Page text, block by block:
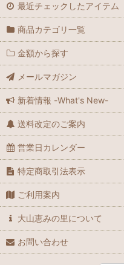
最近チェックしたアイテム
商品カテゴリ一覧
金額から探す
メールマガジン
新着情報 -What's New-
送料改定のご案内
営業日カレンダー
特定商取引法表示
ご利用案内
大山恵みの里について
お問い合わせ